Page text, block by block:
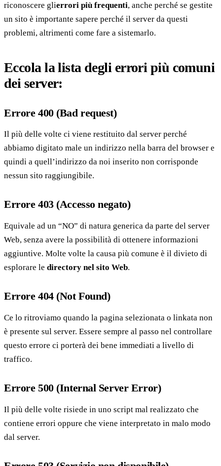
riconoscere glierrori più frequenti, anche perché se gestite
un sito è importante sapere perché il server da questi
problemi, altrimenti come fare a sistemarlo.
Eccola la lista degli errori più comuni
dei server:
Errore 400 (Bad request)
Il più delle volte ci viene restituito dal server perché
abbiamo digitato male un indirizzo nella barra del browser e
quindi a quell’indirizzo da noi inserito non corrisponde
nessun sito raggiungibile.
Errore 403 (Accesso negato)
Equivale ad un “NO” di natura generica da parte del server
Web, senza avere la possibilità di ottenere informazioni
aggiuntive. Molte volte la causa più comune è il divieto di
esplorare le directory nel sito Web.
Errore 404 (Not Found)
Ce lo ritroviamo quando la pagina selezionata o linkata non
è presente sul server. Essere sempre al passo nel controllare
questo errore ci porterà dei bene immediati a livello di
traffico.
Errore 500 (Internal Server Error)
Il più delle volte risiede in uno script mal realizzato che
contiene errori oppure che viene interpretato in malo modo
dal server.